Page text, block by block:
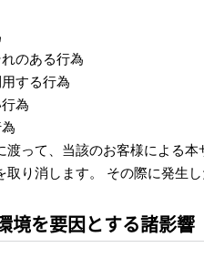
のある行為
する行為
為
って、当該のお客様による
り消します。 その際に発生
境を要因とする諸影響